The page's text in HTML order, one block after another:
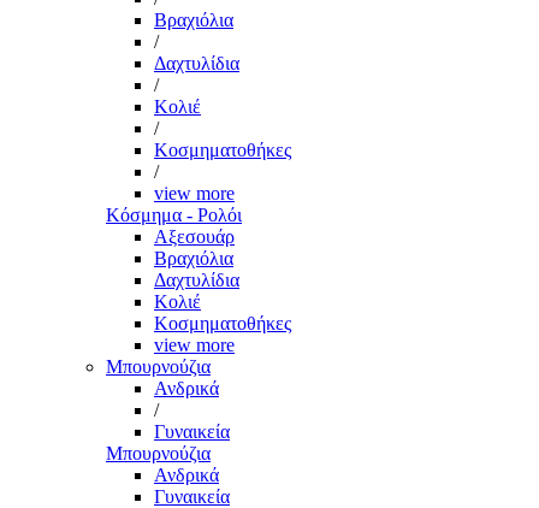
Βραχιόλια
/
Δαχτυλίδια
/
Κολιέ
/
Κοσμηματοθήκες
/
view more
Κόσμημα - Ρολόι
Αξεσουάρ
Βραχιόλια
Δαχτυλίδια
Κολιέ
Κοσμηματοθήκες
view more
Μπουρνούζια
Ανδρικά
/
Γυναικεία
Μπουρνούζια
Ανδρικά
Γυναικεία